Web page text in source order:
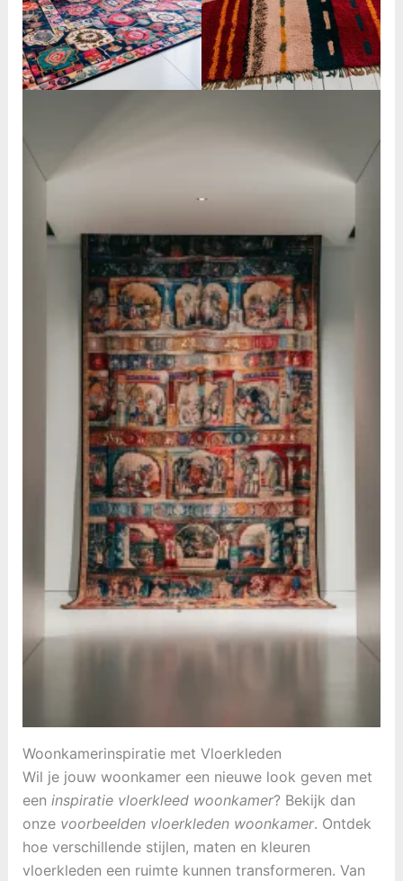
Woonkamerinspiratie met Vloerkleden
Wil je jouw woonkamer een nieuwe look geven met
een inspiratie vloerkleed woonkamer? Bekijk dan
onze voorbeelden vloerkleden woonkamer. Ontdek
hoe verschillende stijlen, maten en kleuren
vloerkleden een ruimte kunnen transformeren. Van